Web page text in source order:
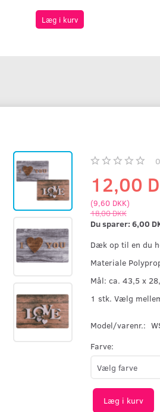
Læg i kurv
0
12,00
(9,60 DKK)
18,00 DKK
Du sparer: 6,00
Dæk op til en du
Materiale
Mål: ca. 43,5 x
1 stk. Vælg
Model/varenr.:
Farve:
Læg i kurv